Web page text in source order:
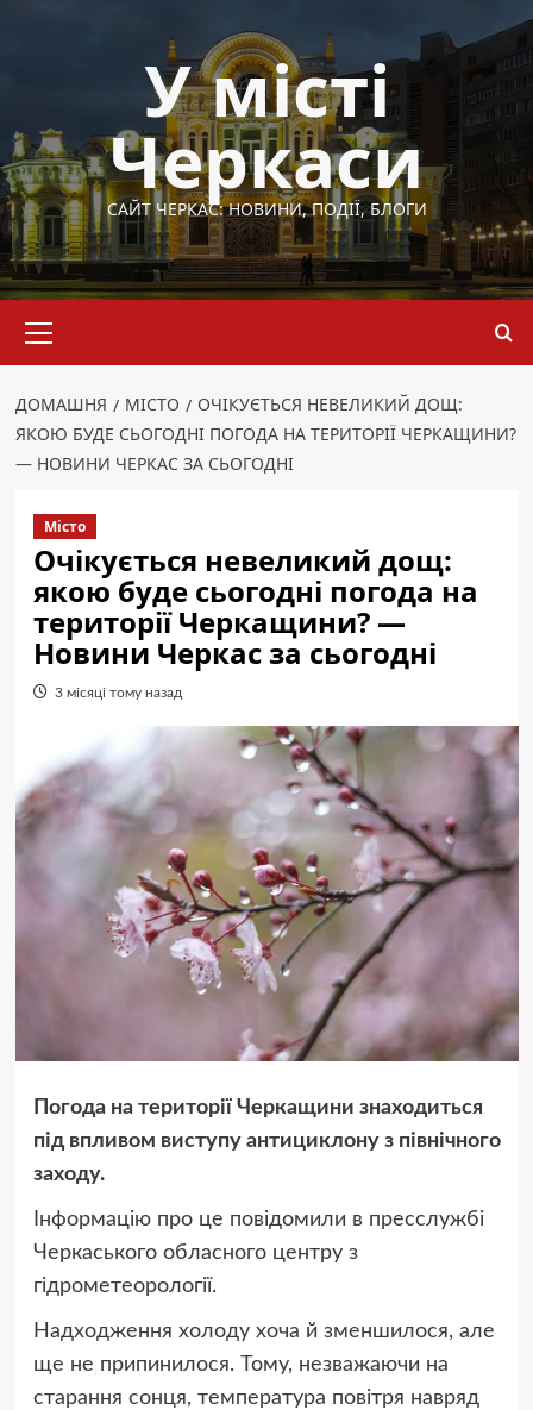
У місті
Черкаси
САЙТ ЧЕРКАС: НОВИНИ, ПОДІЇ, БЛОГИ
меню
ДОМАШНЯ МІСТО
ОЧІКУЄТЬСЯ НЕВЕЛИКИЙ ДОЩ:
ЯКОЮ БУДЕ СЬОГОДНІ ПОГОДА НА ТЕРИТОРІЇ ЧЕРКАЩИНИ?
— НОВИНИ ЧЕРКАС ЗА СЬОГОДНІ
Місто
Очікується невеликий дощ:
якою буде сьогодні погода на
території Черкащини? —
Новини Черкас за сьогодні
3 місяці тому назад
Погода на території Черкащини знаходиться
під впливом виступу антициклону з північного
заходу.
Інформацію про це повідомили в пресслужбі
Черкаського обласного центру з
гідрометеорології.
Надходження холоду хоча й зменшилося, але
ще не припинилося. Тому, незважаючи на
старання сонця, температура повітря навряд